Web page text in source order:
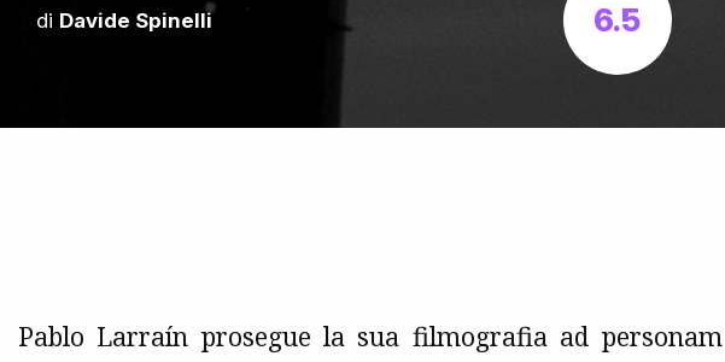
di Davide Spinelli 6.5
Pablo Larraín prosegue la sua filmografia ad